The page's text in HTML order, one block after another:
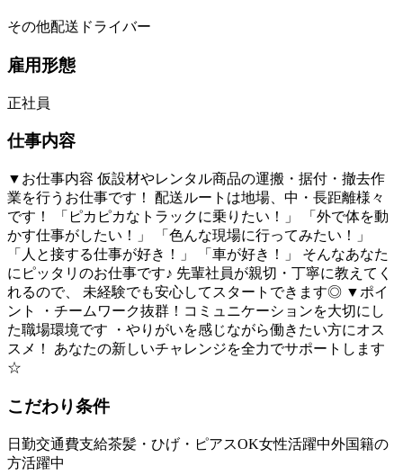
その他配送ドライバー
雇用形態
正社員
仕事内容
▼お仕事内容 仮設材やレンタル商品の運搬・据付・撤去作
業を行うお仕事です！ 配送ルートは地場、中・長距離様々
です！ 「ピカピカなトラックに乗りたい！」 「外で体を動
かす仕事がしたい！」 「色んな現場に行ってみたい！」
「人と接する仕事が好き！」 「車が好き！」 そんなあなた
にピッタリのお仕事です♪ 先輩社員が親切・丁寧に教えてく
れるので、 未経験でも安心してスタートできます◎ ▼ポイ
ント ・チームワーク抜群！コミュニケーションを大切にし
た職場環境です ・やりがいを感じながら働きたい方にオス
スメ！ あなたの新しいチャレンジを全力でサポートします
☆
こだわり条件
日勤交通費支給茶髪・ひげ・ピアスOK女性活躍中外国籍の
方活躍中